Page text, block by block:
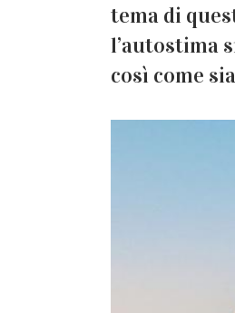
tema di
l’autostima
così come